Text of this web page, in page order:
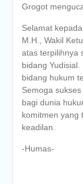
Grogot
Selamat
M.H., Wakil
atas terpilihnya
bidang
bidang hukum
Semoga
bagi dunia
komitmen yang
keadilan.
-Humas-